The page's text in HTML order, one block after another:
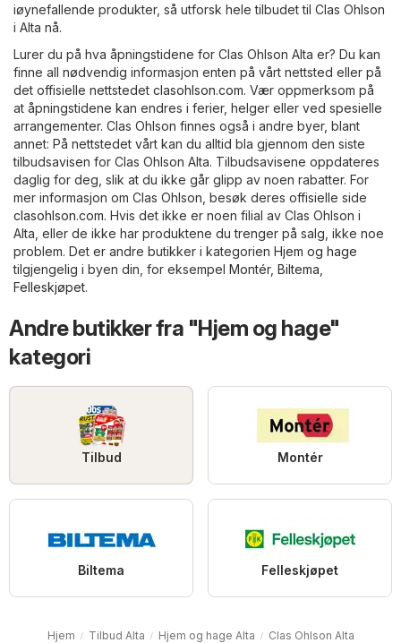
iøynefallende produkter, så utforsk hele tilbudet til Clas Ohlson
i Alta nå.
Lurer du på hva åpningstidene for Clas Ohlson Alta er? Du kan
finne all nødvendig informasjon enten på vårt nettsted eller på
det offisielle nettstedet clasohlson.com. Vær oppmerksom på
at åpningstidene kan endres i ferier, helger eller ved spesielle
arrangementer. Clas Ohlson finnes også i andre byer, blant
annet: På nettstedet vårt kan du alltid bla gjennom den siste
tilbudsavisen for Clas Ohlson Alta. Tilbudsavisene oppdateres
daglig for deg, slik at du ikke går glipp av noen rabatter. For
mer informasjon om Clas Ohlson, besøk deres offisielle side
clasohlson.com. Hvis det ikke er noen filial av Clas Ohlson i
Alta, eller de ikke har produktene du trenger på salg, ikke noe
problem. Det er andre butikker i kategorien Hjem og hage
tilgjengelig i byen din, for eksempel Montér, Biltema
Felleskjøpet.
Andre butikker fra "Hjem og hage"
kategori
Tilbud Montér
Biltema Felleskjøpet
Hjem Tilbud Alta Hjem og hage Alta Clas Ohlson Alta